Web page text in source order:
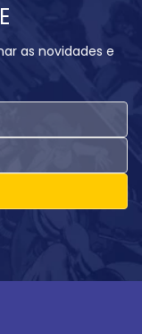
as novidades e